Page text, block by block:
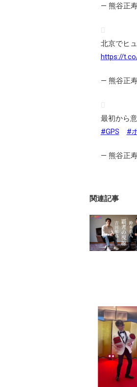
— 熊谷正
北京でヒ
https://
— 熊谷正
最初から
#GPS
#
— 熊谷正
関連記事